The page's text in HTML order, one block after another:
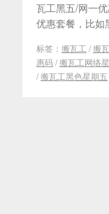
瓦工黑五/网一
优惠套餐，比如
标签： 搬瓦工 /搬
惠码/搬瓦工网络
/搬瓦工黑色星期五